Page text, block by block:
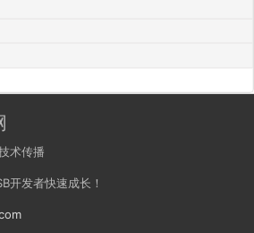
术传播
开发者快速成长！